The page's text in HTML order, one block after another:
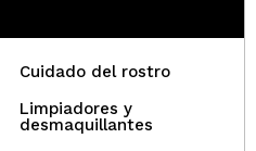
Cuidado del rostro
Limpiadores y
desmaquillantes